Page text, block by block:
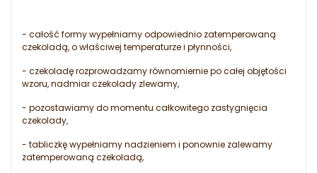
- całość formy wypełniamy odpowiednio zatemperowaną
czekoladą, o właściwej temperaturze i płynności,
- czekoladę rozprowadzamy równomiernie po całej objętości
wzoru, nadmiar czekolady zlewamy,
- pozostawiamy do momentu całkowitego zastygnięcia
czekolady,
- tabliczkę wypełniamy nadzieniem i ponownie zalewamy
zatemperowaną czekoladą,